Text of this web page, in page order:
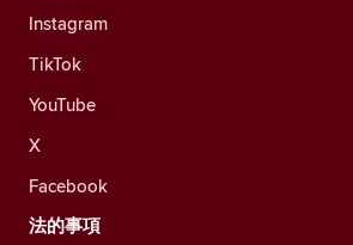
Instagram
TikTok
YouTube
X
Facebook
法的事項